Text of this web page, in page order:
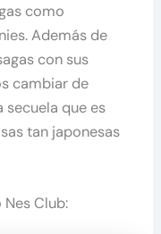
como
Además de
con sus
cambiar de
secuela que es
tan japonesas
Club: